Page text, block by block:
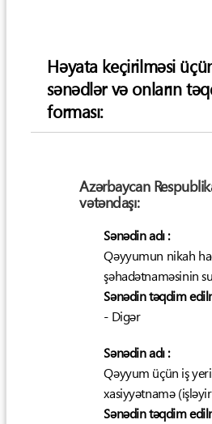
Həyata keçirilməsi
sənədlər və onların
forması:
Azərbaycan
vətəndaşı:
Sənədin adı :
Qəyyumun nikah
şəhadətnaməsinin
Sənədin təqdim
- Digər
Sənədin adı :
Qəyyum üçün iş
xasiyyətnamə
Sənədin təqdim